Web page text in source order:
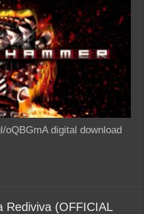
oQBGmA digital download
Rediviva (OFFICIAL